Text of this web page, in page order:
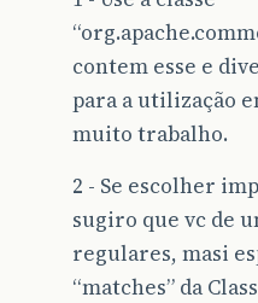
contem esse e
para a utilização
muito trabalho.
2 - Se escolher
sugiro que vc de
regulares, masi
“matches” da